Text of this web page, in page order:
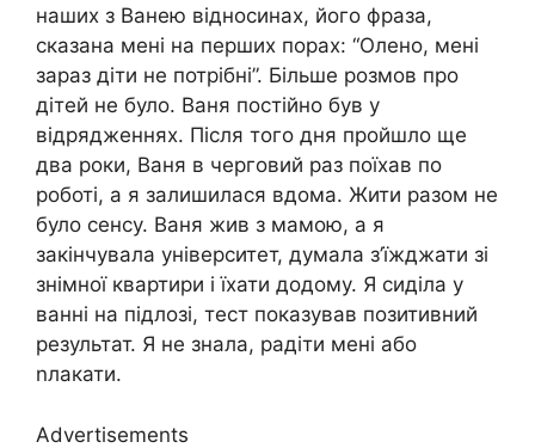
наших з Ванею відносинах, його фраза,
сказана мені на перших порах: “Олено, мені
зараз діти не потрібні”. Більше розмов про
дітей не було. Ваня постійно був у
відрядженнях. Після того дня пройшло ще
два роки, Ваня в черговий раз поїхав по
роботі, а я залишилася вдома. Жити разом не
було сенсу. Ваня жив з мамою, а я
закінчувала університет, думала з’їжджати зі
знімної квартири і їхати додому. Я сиділа у
ванні на підлозі, тест показував позитивний
результат. Я не знала, радіти мені або
nлакати.
Advertisements